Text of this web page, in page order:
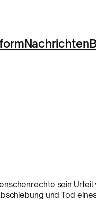
Nachrichten
sein Urteil
und Tod